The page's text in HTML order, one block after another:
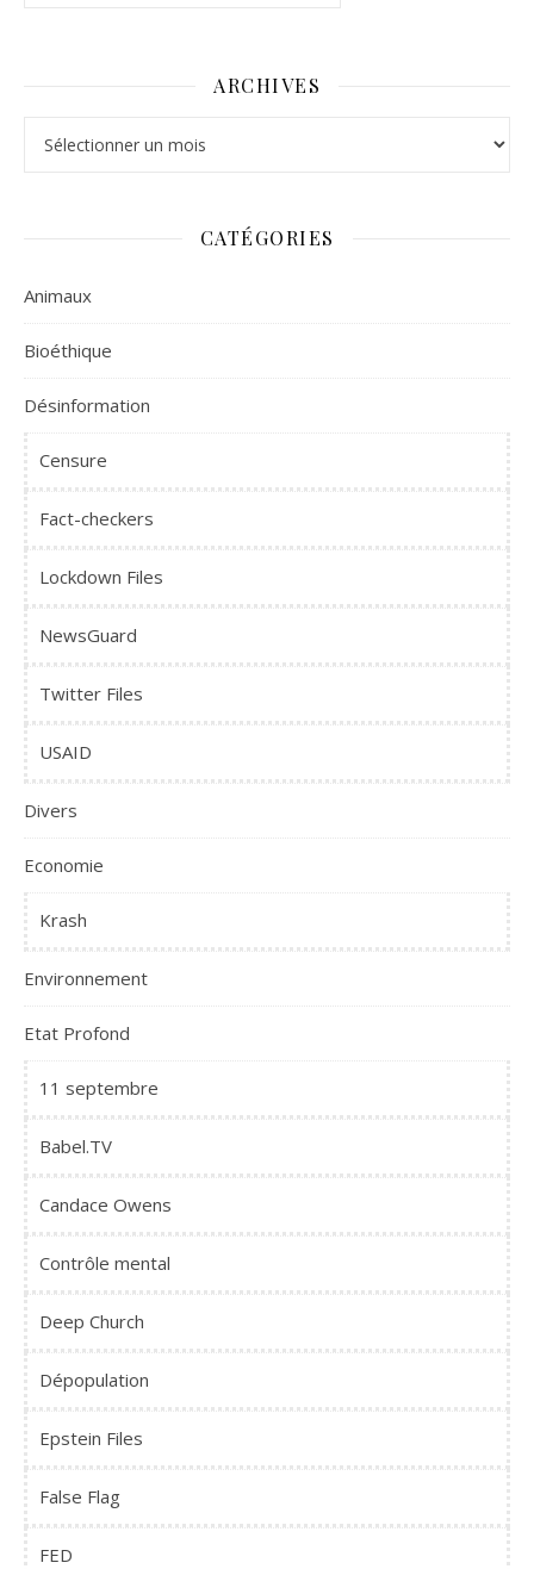
ARCHIVES
CATÉGORIES
Animaux
Bioéthique
Désinformation
Censure
Fact-checkers
Lockdown Files
NewsGuard
Twitter Files
USAID
Divers
Economie
Krash
Environnement
Etat Profond
11 septembre
Babel.TV
Candace Owens
Contrôle mental
Deep Church
Dépopulation
Epstein Files
False Flag
FED